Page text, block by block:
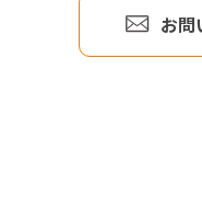
お問